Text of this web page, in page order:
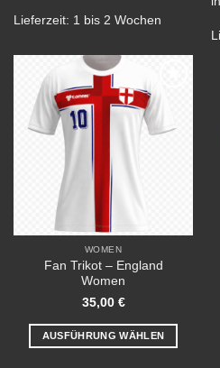
mehrere
auf.
Die
Optionen
können
Produktseite
gewählt
werden
Lieferzeit: 1 bis 2 Wochen
Add to
wishlist
WOMEN
Fan Trikot – England
Women
35,00 €
AUSFÜHRUNG WÄHLEN